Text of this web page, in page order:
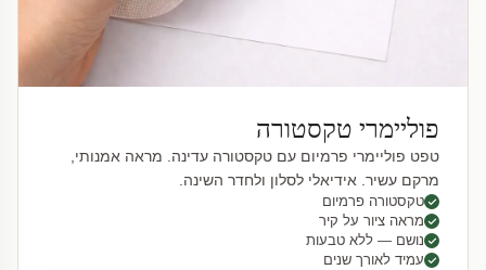
פוליימרי טקסטורה
טפט פוליימרי פרמיום עם טקסטורה עדינה. מראה אמנותי,
מרקם עשיר. אידיאלי לסלון ולחדר השינה.
טקסטורה פרמיום
מראה ציור על קיר
נושם — ללא טבעות
עמיד לאורך שנים